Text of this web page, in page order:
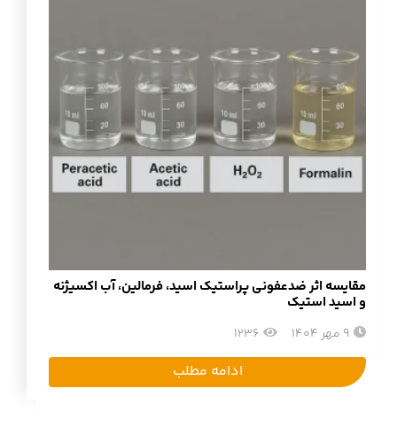
مقایسه اثر ضدعفونی پراستیک اسید، فرمالین، آب اکسیژنه
و اسید استیک
9 مهر 1404 1236
ادامه مطلب